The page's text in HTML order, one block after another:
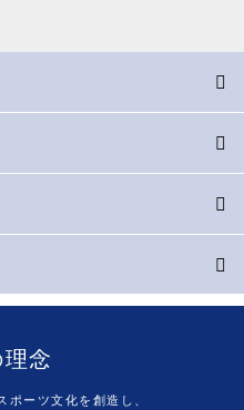
念
ーツ文化を創造し、